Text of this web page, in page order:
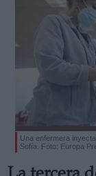
Una enfermera
Sofía. Foto: Europa